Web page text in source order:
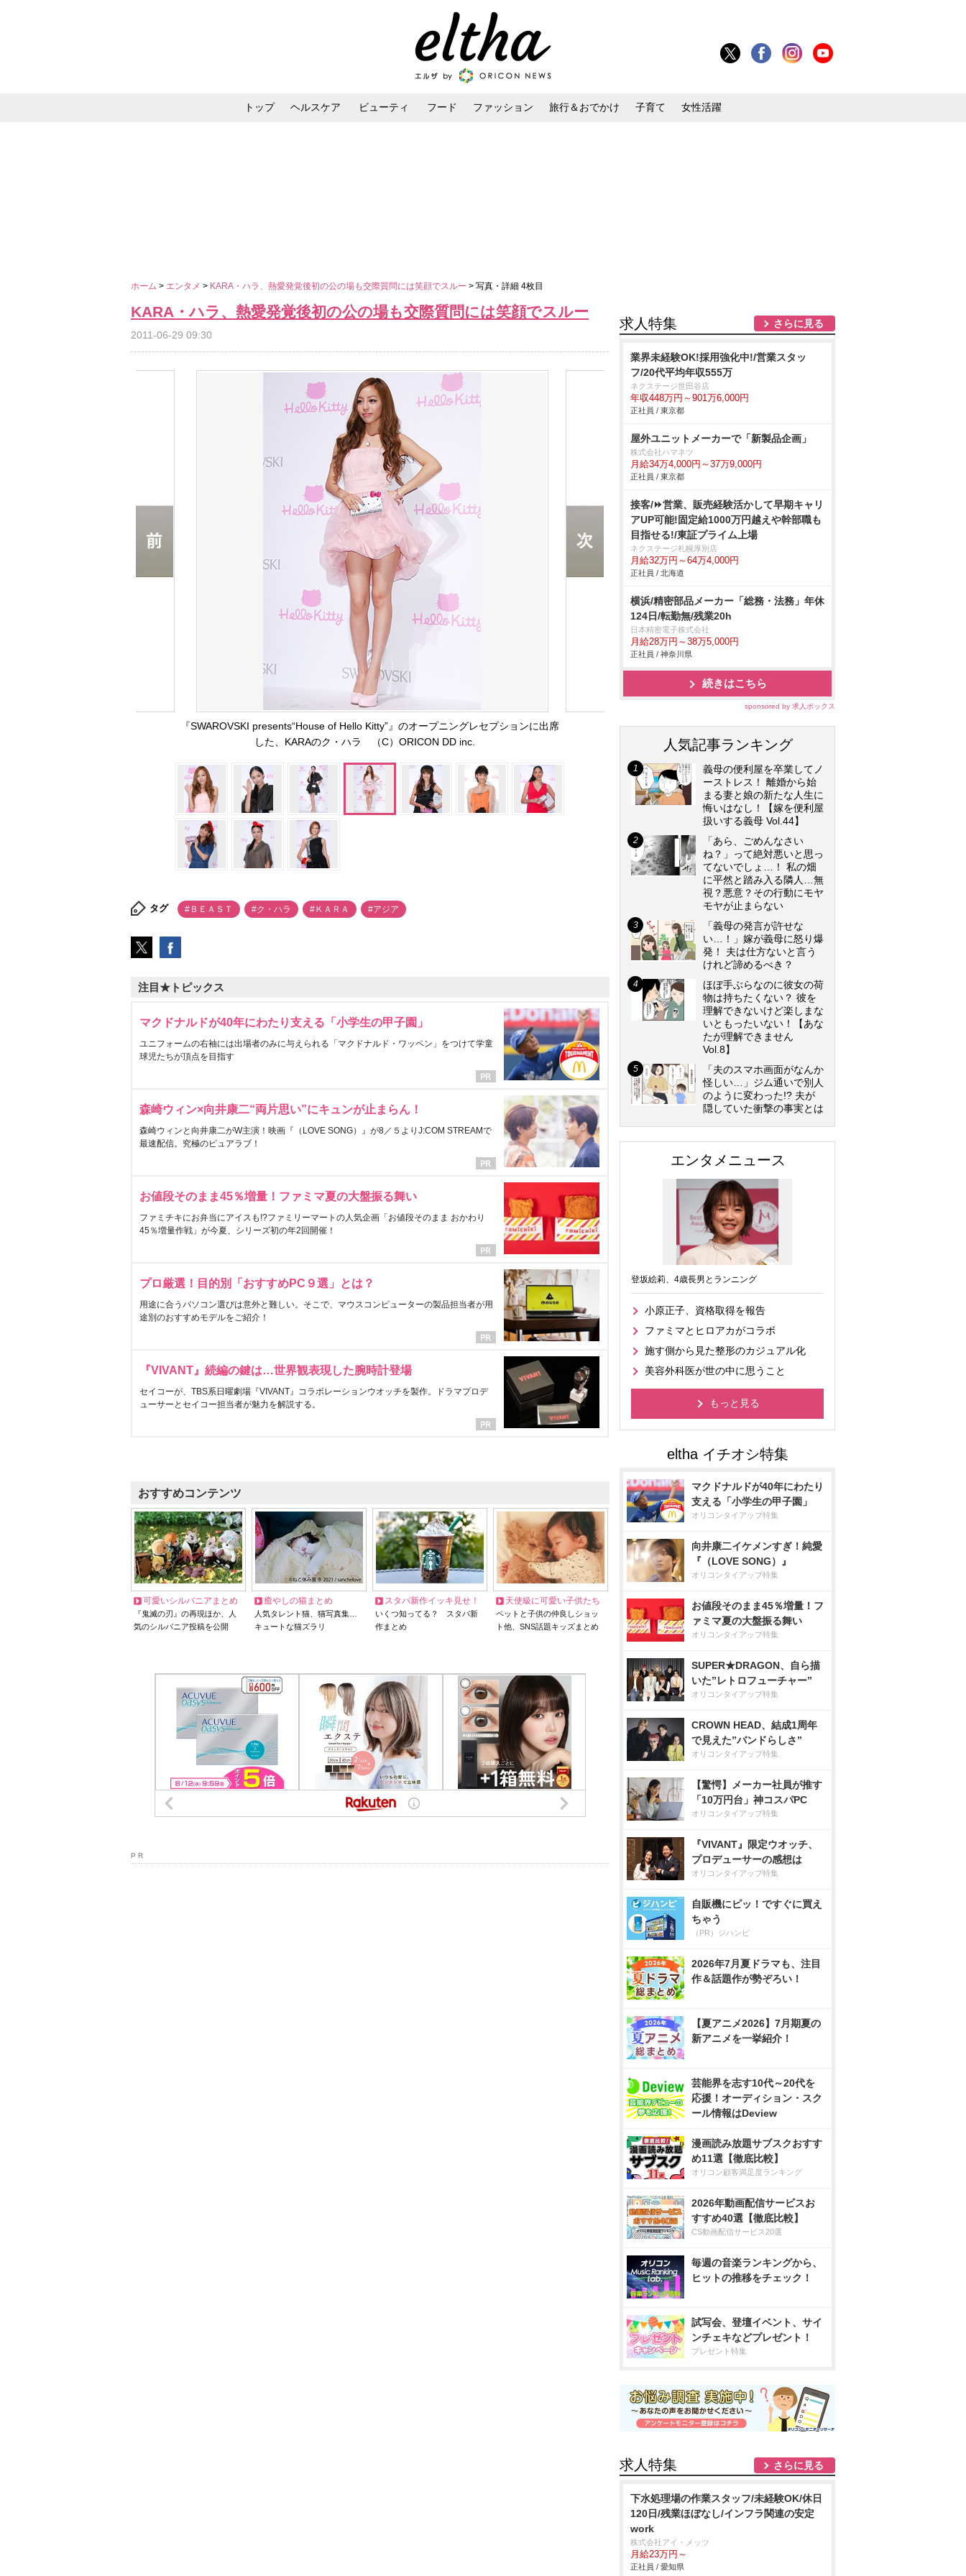
トップ ヘルスケア ビューティ フード ファッション 旅行＆おでかけ 子育て 女性活躍
ホーム > エンタメ > KARA・ハラ、熱愛発覚後初の公の場も交際質問には笑顔でスルー > 写真・詳細 4枚目
KARA・ハラ、熱愛発覚後初の公の場も交際質問には笑顔でスルー
2011-06-29 09:30
『SWAROVSKI presents“House of Hello Kitty”』のオープニングレセプションに出席
した、KARAのク・ハラ （C）ORICON DD inc.
タグ #ＢＥＡＳＴ #ク・ハラ #ＫＡＲＡ #アジア
注目★トピックス
マクドナルドが40年にわたり支える「小学生の甲子園」
ユニフォームの右袖には出場者のみに与えられる「マクドナルド・ワッペン」をつけて学童
球児たちが頂点を目指す
森崎ウィン×向井康二“両片思い”にキュンが止まらん！
森崎ウィンと向井康二がW主演！映画『（LOVE SONG）』が8／５よりJ:COM STREAMで
最速配信。究極のピュアラブ！
お値段そのまま45％増量！ファミマ夏の大盤振る舞い
ファミチキにお弁当にアイスも!?ファミリーマートの人気企画「お値段そのまま おかわり
45％増量作戦」が今夏、シリーズ初の年2回開催！
プロ厳選！目的別「おすすめPC９選」とは？
用途に合うパソコン選びは意外と難しい。そこで、マウスコンピューターの製品担当者が用
途別のおすすめモデルをご紹介！
『VIVANT』続編の鍵は…世界観表現した腕時計登場
セイコーが、TBS系日曜劇場『VIVANT』コラボレーションウオッチを製作。ドラマプロデ
ューサーとセイコー担当者が魅力を解説する。
おすすめコンテンツ
可愛いシルバニアまとめ
『鬼滅の刃』の再現ほか、人
気のシルバニア投稿を公開
癒やしの猫まとめ
人気タレント猫、猫写真集…
キュートな猫ズラリ
スタバ新作イッキ見せ！
いくつ知ってる？ スタバ新
作まとめ
天使級に可愛い子供たち
ペットと子供の仲良しショッ
ト他、SNS話題キッズまとめ
P R
求人特集 さらに見る
業界未経験OK!採用強化中!/営業スタッ
フ/20代平均年収555万
ネクステージ世田谷店
年収448万円～901万6,000円
正社員 / 東京都
屋外ユニットメーカーで「新製品企画」
株式会社ハマネツ
月給34万4,000円～37万9,000円
正社員 / 東京都
接客/⏩️営業、販売経験活かして早期キャリ
アUP可能!固定給1000万円越えや幹部職も
目指せる!/東証プライム上場
ネクステージ札幌厚別店
月給32万円～64万4,000円
正社員 / 北海道
横浜/精密部品メーカー「総務・法務」年休
124日/転勤無/残業20h
日本精密電子株式会社
月給28万円～38万5,000円
正社員 / 神奈川県
続きはこちら
sponsored by 求人ボックス
人気記事ランキング
義母の便利屋を卒業してノ
ーストレス！ 離婚から始
まる妻と娘の新たな人生に
悔いはなし！【嫁を便利屋
扱いする義母 Vol.44】
「あら、ごめんなさい
ね？」って絶対悪いと思っ
てないでしょ…！ 私の畑
に平然と踏み入る隣人…無
視？悪意？その行動にモヤ
モヤが止まらない
「義母の発言が許せな
い…！」嫁が義母に怒り爆
発！ 夫は仕方ないと言う
けれど諦めるべき？
ほぼ手ぶらなのに彼女の荷
物は持ちたくない？ 彼を
理解できないけど楽しまな
いともったいない！【あな
たが理解できません
Vol.8】
「夫のスマホ画面がなんか
怪しい…」ジム通いで別人
のように変わった!? 夫が
隠していた衝撃の事実とは
エンタメニュース
登坂絵莉、4歳長男とランニング
小原正子、資格取得を報告
ファミマとヒロアカがコラボ
施す側から見た整形のカジュアル化
美容外科医が世の中に思うこと
もっと見る
マクドナルドが40年にわたり
支える「小学生の甲子園」
オリコンタイアップ特集
向井康二イケメンすぎ！純愛
『（LOVE SONG）』
オリコンタイアップ特集
お値段そのまま45％増量！フ
ァミマ夏の大盤振る舞い
オリコンタイアップ特集
SUPER★DRAGON、自ら描
いた”レトロフューチャー”
オリコンタイアップ特集
CROWN HEAD、結成1周年
で見えた”バンドらしさ”
オリコンタイアップ特集
【驚愕】メーカー社員が推す
「10万円台」神コスパPC
オリコンタイアップ特集
『VIVANT』限定ウオッチ、
プロデューサーの感想は
オリコンタイアップ特集
自販機にピッ！ですぐに買え
ちゃう
（PR）ジハンピ
2026年7月夏ドラマも、注目
作＆話題作が勢ぞろい！
【夏アニメ2026】7月期夏の
新アニメを一挙紹介！
芸能界を志す10代～20代を
応援！オーディション・スク
ール情報はDeview
漫画読み放題サブスクおすす
め11選【徹底比較】
オリコン顧客満足度ランキング
2026年動画配信サービスお
すすめ40選【徹底比較】
CS動画配信サービス20選
毎週の音楽ランキングから、
ヒットの推移をチェック！
試写会、登壇イベント、サイ
ンチェキなどプレゼント！
プレゼント特集
求人特集 さらに見る
下水処理場の作業スタッフ/未経験OK/休日
120日/残業ほぼなし/インフラ関連の安定
work
株式会社アイ・メッツ
月給23万円～
正社員 / 愛知県